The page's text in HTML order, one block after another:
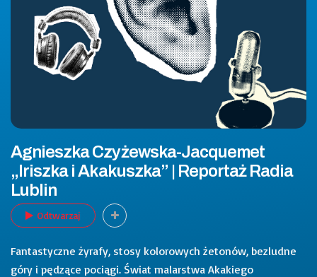
Agnieszka Czyżewska-Jacquemet
„Iriszka i Akakuszka” | Reportaż Radia
Lublin
Odtwarzaj
Fantastyczne żyrafy, stosy kolorowych żetonów, bezludne
góry i pędzące pociągi. Świat malarstwa Akakiego